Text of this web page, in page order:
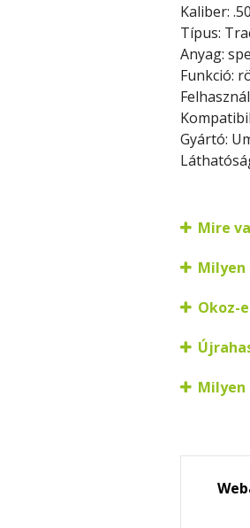
Kaliber: .50
Típus:
Anyag:
Funkció:
Gyártó:
Mire
Okoz-